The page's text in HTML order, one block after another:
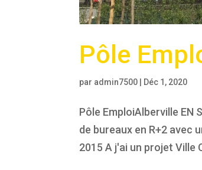
Pôle
par admin7500 Déc 1, 2020
Pôle EmploiAlberville EN
de bureaux en R+2 avec
2015 A j'ai un projet Ville